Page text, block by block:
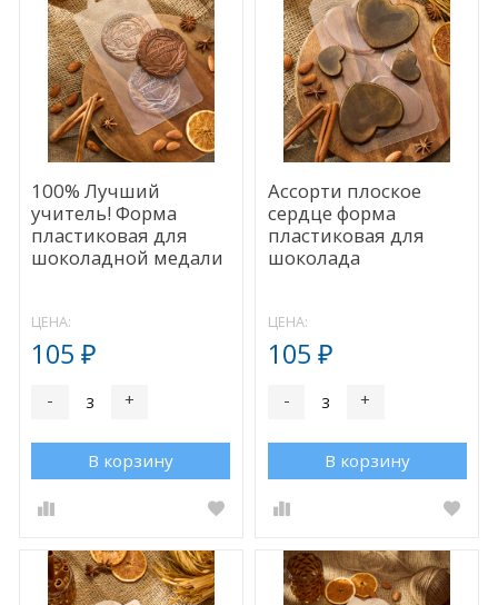
100% Лучший
учитель! Форма
пластиковая для
шоколадной медали
ЦЕНА:
105₽
- +
В корзину
Ассорти плоское
сердце форма
пластиковая для
шоколада
ЦЕНА:
105 ₽
- +
В корзину